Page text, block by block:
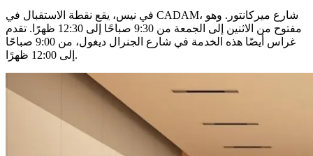
في نيس، يقع نقطة الاستقبال في CADAM، شارع ميركانتور. وهو
مفتوح من الاثنين إلى الجمعة من 9:30 صباحًا إلى 12:30 ظهرًا. تقدم
غراس أيضًا هذه الخدمة في شارع الجنرال ديغول، من 9:00 صباحًا
إلى 12:00 ظهرًا.